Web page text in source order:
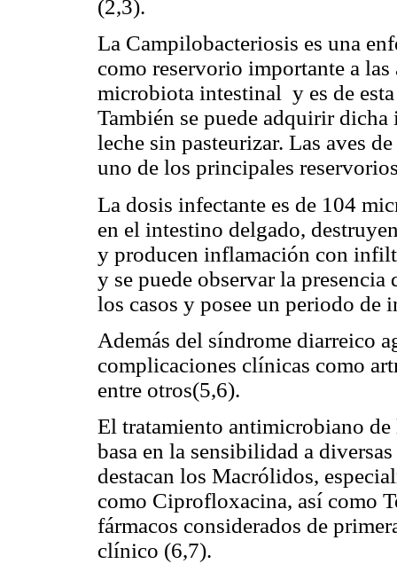
(2,3).
La Campilobacteriosis es una
como reservorio importante a
microbiota intestinal y es de
También se puede adquirir
leche sin pasteurizar. Las aves
uno de los principales
La dosis infectante es de 104
en el intestino delgado,
y producen inflamación con
y se puede observar la
los casos y posee un periodo de
Además del síndrome diarreico
complicaciones clínicas como
entre otros(5,6).
El tratamiento antimicrobiano
basa en la sensibilidad a
destacan los Macrólidos,
como Ciprofloxacina, así como
fármacos considerados de
clínico (6,7).